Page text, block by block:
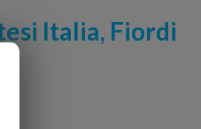
Italia, Fiordi